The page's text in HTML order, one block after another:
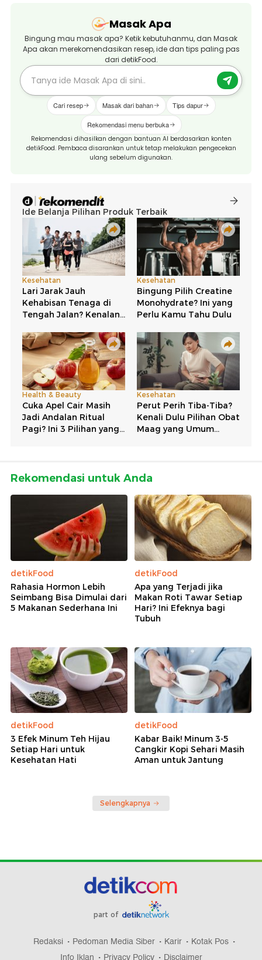
Masak Apa
Bingung mau masak apa? Ketik kebutuhanmu, dan Masak
Apa akan merekomendasikan resep, ide dan tips paling pas
dari detikFood.
Cari resep Masak dari bahan Tips dapur
Rekomendasi menu berbuka
Rekomendasi dihasilkan dengan bantuan AI berdasarkan konten
detikFood. Pembaca disarankan untuk tetap melakukan pengecekan
ulang sebelum digunakan.
Rekomendasi untuk Anda
detikFood
Rahasia Hormon Lebih
Seimbang Bisa Dimulai dari
5 Makanan Sederhana Ini
detikFood
Apa yang Terjadi jika
Makan Roti Tawar Setiap
Hari? Ini Efeknya bagi
Tubuh
detikFood
3 Efek Minum Teh Hijau
Setiap Hari untuk
Kesehatan Hati
detikFood
Kabar Baik! Minum 3-5
Cangkir Kopi Sehari Masih
Aman untuk Jantung
Selengkapnya
part of
Redaksi Pedoman Media Siber Karir
Kotak Pos